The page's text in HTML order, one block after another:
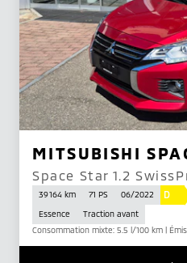
MITSUBISHI
Space Star 1.2
39 164 km 71 PS 06/2022 D
Essence
Traction avant
Consommation mixte: 5.5 l/100 km |